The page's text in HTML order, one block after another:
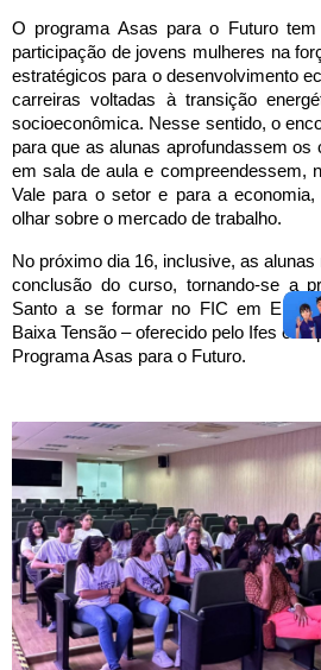
O programa Asas para o Futuro
participação de jovens mulheres na
estratégicos para o desenvolvimento
carreiras voltadas à transição
socioeconômica. Nesse sentido, o
para que as alunas aprofundassem os
em sala de aula e compreendessem,
Vale para o setor e para a economia,
olhar sobre o mercado de trabalho.
No próximo dia 16, inclusive, as
conclusão do curso, tornando-se a
Santo a se formar no FIC em
Baixa Tensão – oferecido pelo Ifes
Programa Asas para o Futuro.